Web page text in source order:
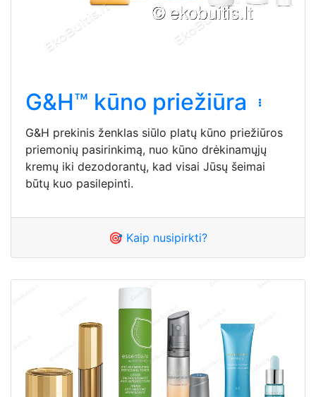
G&H™ kūno priežiūra
G&H prekinis ženklas siūlo platų kūno priežiūros
priemonių pasirinkimą, nuo kūno drėkinamųjų
kremų iki dezodorantų, kad visai Jūsų šeimai
būtų kuo pasilepinti.
🎯 Kaip nusipirkti?